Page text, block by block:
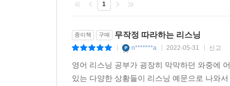
구문을 들어야 메시지가 들립니다!
보통 영어 리스닝을 위해 개별 발음을 듣는 연습
해하는 데는 큰 도움이 되지 않습니다. 개별 단어
해하는 직청직해가 가능해지는 것이죠. ‘구문 듣
1
종이책 구매 무작정 따라하는 리스닝
n*******a 2022-05-31 신고
영어 리스닝 공부가 굉장히 막막하던 와중에
있는 다양한 상황들이 리스닝 예문으로 나와